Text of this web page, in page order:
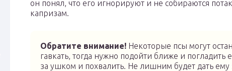
он понял, что его игнорируют и не собираются
капризам.
Обратите внимание! Некоторые псы могут
гавкать, тогда нужно подойти ближе и погладить
за ушком и похвалить. Не лишним будет дать ему